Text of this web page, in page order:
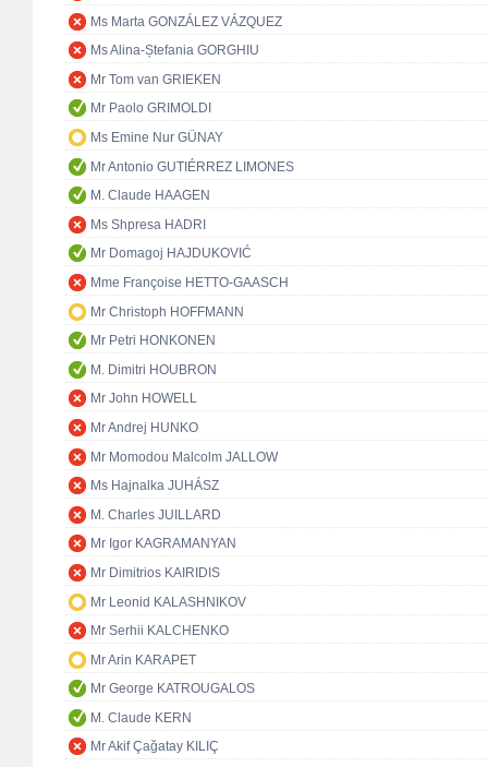
Ms Marta GONZÁLEZ VÁZQUEZ
Ms Alina-Ștefania GORGHIU
Mr Tom van GRIEKEN
Mr Paolo GRIMOLDI
Ms Emine Nur GÜNAY
Mr Antonio GUTIÉRREZ LIMONES
M. Claude HAAGEN
Ms Shpresa HADRI
Mr Domagoj HAJDUKOVIĆ
Mme Françoise HETTO-GAASCH
Mr Christoph HOFFMANN
Mr Petri HONKONEN
M. Dimitri HOUBRON
Mr John HOWELL
Mr Andrej HUNKO
Mr Momodou Malcolm JALLOW
Ms Hajnalka JUHÁSZ
M. Charles JUILLARD
Mr Igor KAGRAMANYAN
Mr Dimitrios KAIRIDIS
Mr Leonid KALASHNIKOV
Mr Serhii KALCHENKO
Mr Arin KARAPET
Mr George KATROUGALOS
M. Claude KERN
Mr Akif Çağatay KILIÇ